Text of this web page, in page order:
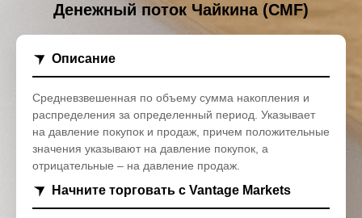
Денежный поток Чайкина (CMF)
Описание
Средневзвешенная по объему сумма накопления и
распределения за определенный период. Указывает
на давление покупок и продаж, причем положительные
значения указывают на давление покупок, а
отрицательные – на давление продаж.
Начните торговать с Vantage Markets